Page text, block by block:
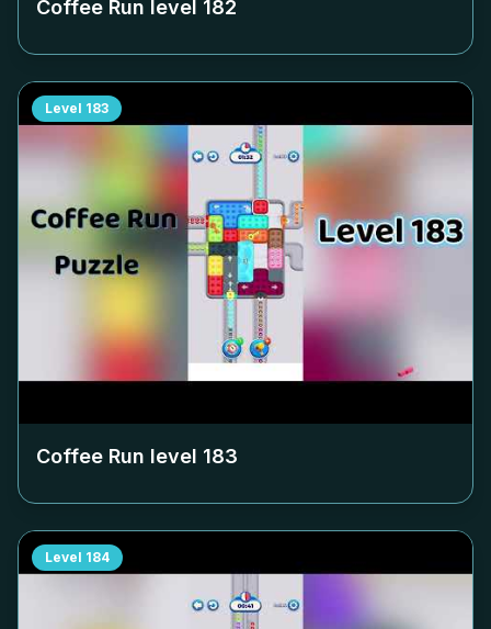
Coffee Run level 182
Level 183
Coffee Run level 183
Level 184